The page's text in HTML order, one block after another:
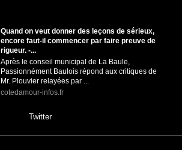
Quand on veut donner des leçons de sérieux,
encore faut-il commencer par faire preuve de
rigueur. -...
Après le conseil municipal de La Baule,
Passionnément Baulois répond aux critiques de
Mr. Plouvier relayées par ...
cotedamour-infos.fr
Twitter